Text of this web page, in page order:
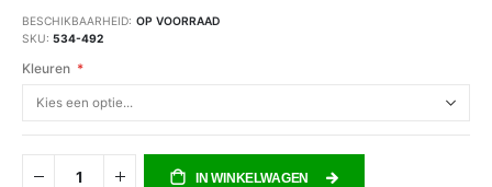
BESCHIKBAARHEID: OP VOORRAAD
SKU 534-492
Kleuren
IN WINKELWAGEN